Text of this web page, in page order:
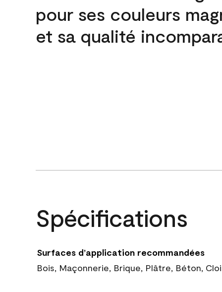
pour ses couleurs
et sa qualité
Spécifications
Surfaces d’application recommandées
Bois, Maçonnerie, Brique, Plâtre, Béton,